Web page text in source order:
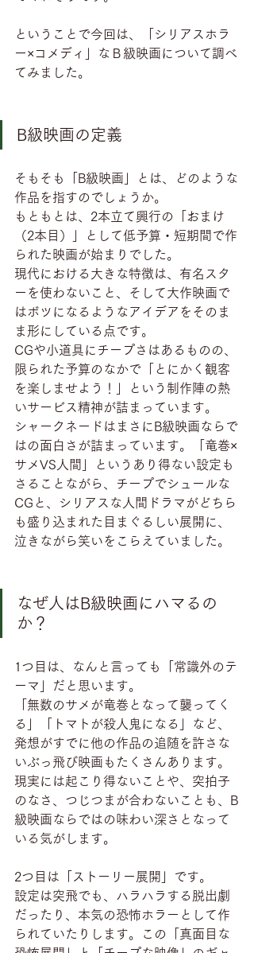
ということで今回は、「シリアスホラ
ー×コメディ」なＢ級映画について調べ
てみました。
B級映画の定義
そもそも「B級映画」とは、どのような
作品を指すのでしょうか。
もともとは、2本立て興行の「おまけ
（2本目）」として低予算・短期間で作
られた映画が始まりでした。
現代における大きな特徴は、有名スタ
ーを使わないこと、そして大作映画で
はボツになるようなアイデアをそのま
ま形にしている点です。
CGや小道具にチープさはあるものの、
限られた予算のなかで「とにかく観客
を楽しませよう！」という制作陣の熱
いサービス精神が詰まっています。
シャークネードはまさにB級映画ならで
はの面白さが詰まっています。「竜巻×
サメVS人間」というあり得ない設定も
さることながら、チープでシュールな
CGと、シリアスな人間ドラマがどちら
も盛り込まれた目まぐるしい展開に、
泣きながら笑いをこらえていました。
なぜ人はB級映画にハマるの
か？
1つ目は、なんと言っても「常識外のテ
ーマ」だと思います。
「無数のサメが竜巻となって襲ってく
る」「トマトが殺人鬼になる」など、
発想がすでに他の作品の追随を許さな
いぶっ飛び映画もたくさんあります。
現実には起こり得ないことや、突拍子
のなさ、つじつまが合わないことも、B
級映画ならではの味わい深さとなって
いる気がします。
2つ目は「ストーリー展開」です。
設定は突飛でも、ハラハラする脱出劇
だったり、本気の恐怖ホラーとして作
られていたりします。この「真面目な